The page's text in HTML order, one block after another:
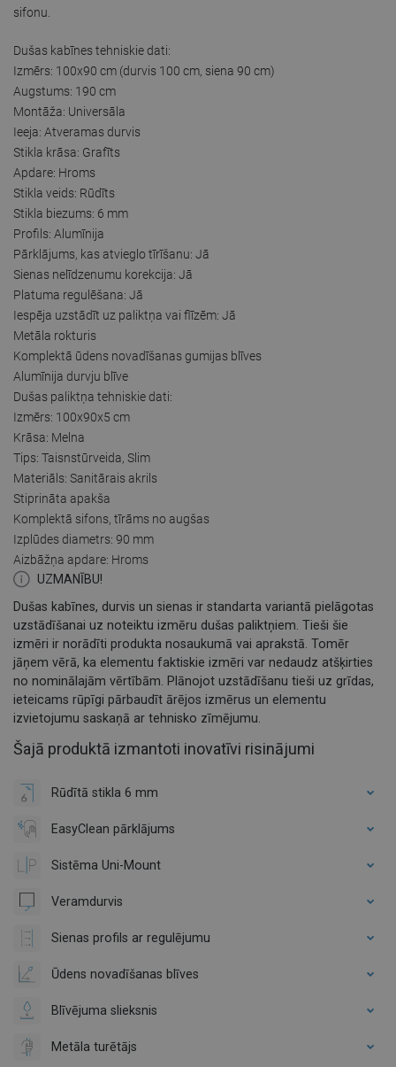
sifonu.
Dušas kabīnes tehniskie dati:
Izmērs: 100x90 cm (durvis 100 cm, siena 90 cm)
Augstums: 190 cm
Montāža: Universāla
Ieeja: Atveramas durvis
Stikla krāsa: Grafīts
Apdare: Hroms
Stikla veids: Rūdīts
Stikla biezums: 6 mm
Profils: Alumīnija
Pārklājums, kas atvieglo tīrīšanu: Jā
Sienas nelīdzenumu korekcija: Jā
Platuma regulēšana: Jā
Iespēja uzstādīt uz paliktņa vai flīzēm: Jā
Metāla rokturis
Komplektā ūdens novadīšanas gumijas blīves
Alumīnija durvju blīve
Dušas paliktņa tehniskie dati:
Izmērs: 100x90x5 cm
Krāsa: Melna
Tips: Taisnstūrveida, Slim
Materiāls: Sanitārais akrils
Stiprināta apakša
Komplektā sifons, tīrāms no augšas
Izplūdes diametrs: 90 mm
Aizbāžņa apdare: Hroms
UZMANĪBU!
Dušas kabīnes, durvis un sienas ir standarta variantā pielāgotas
uzstādīšanai uz noteiktu izmēru dušas paliktņiem. Tieši šie
izmēri ir norādīti produkta nosaukumā vai aprakstā. Tomēr
jāņem vērā, ka elementu faktiskie izmēri var nedaudz atšķirties
no nominālajām vērtībām. Plānojot uzstādīšanu tieši uz grīdas,
ieteicams rūpīgi pārbaudīt ārējos izmērus un elementu
izvietojumu saskaņā ar tehnisko zīmējumu.
Šajā produktā izmantoti inovatīvi risinājumi
Rūdītā stikla 6 mm
EasyClean pārklājums
Sistēma Uni-Mount
Veramdurvis
Sienas profils ar regulējumu
Ūdens novadīšanas blīves
Blīvējuma slieksnis
Metāla turētājs